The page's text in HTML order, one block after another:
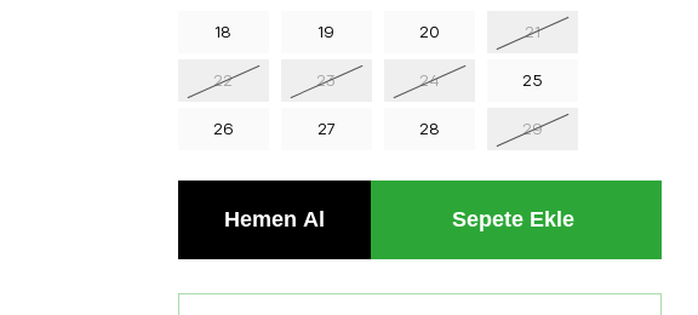
18 19 20 21
22 23 24 25
26 27 28 29